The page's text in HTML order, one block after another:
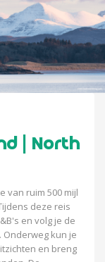
| North
van ruim 500 mijl
deze reis
en volg je de
kun je
en breng